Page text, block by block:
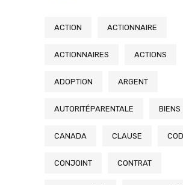
ACTION ACTIONNAIRE
ACTIONNAIRES ACTIONS
ADOPTION ARGENT
AUTORITÉPARENTALE BIENS
CANADA CLAUSE
CONJOINT CONTRAT